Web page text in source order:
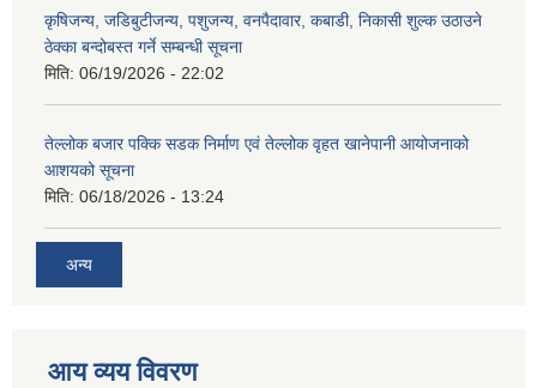
कृषिजन्य, जडिबुटीजन्य, पशुजन्य, वनपैदावार, कबाडी, निकासी शुल्क उठाउने
ठेक्का बन्दोबस्त गर्ने सम्बन्धी सूचना
मिति: 06/19/2026 - 22:02
तेल्लोक बजार पक्कि सडक निर्माण एवं तेल्लोक वृहत खानेपानी आयोजनाको
आशयको सूचना
मिति: 06/18/2026 - 13:24
अन्य
आय व्यय विवरण